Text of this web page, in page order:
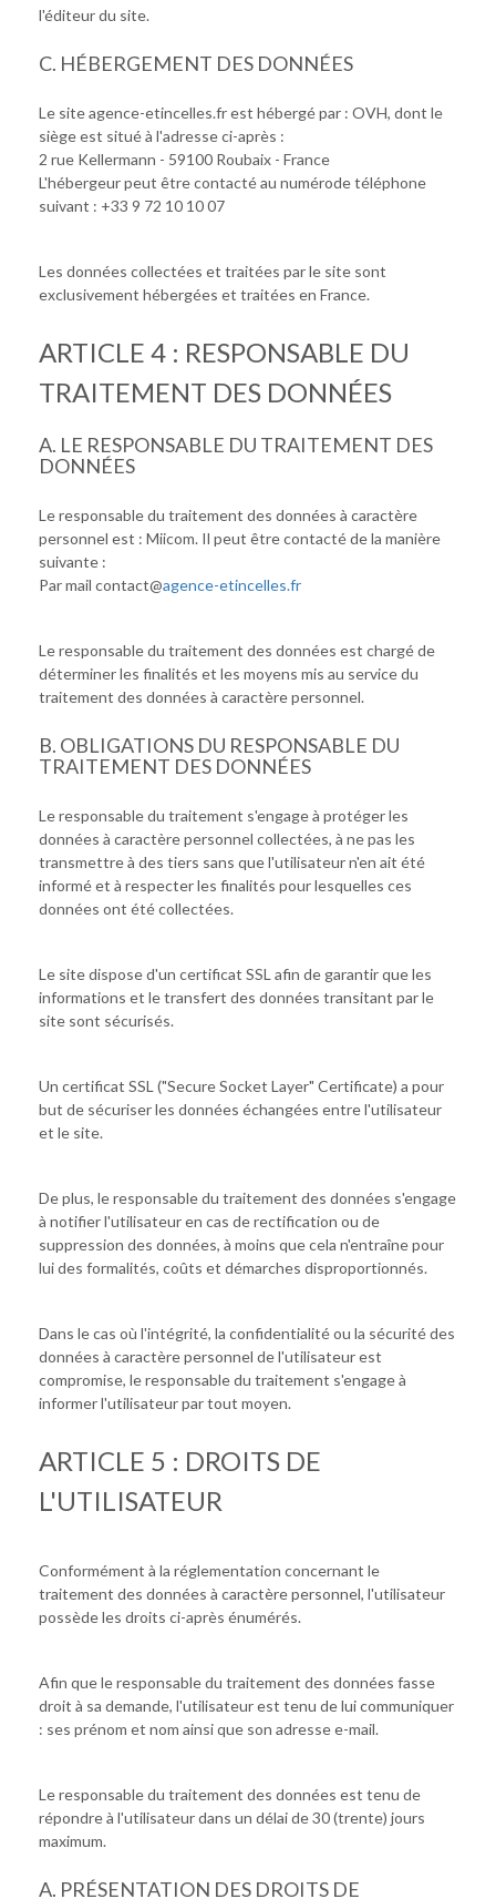
l'éditeur du site.
C. HÉBERGEMENT DES DONNÉES
Le site agence-etincelles.fr est hébergé par : OVH, dont le
siège est situé à l'adresse ci-après :
2 rue Kellermann - 59100 Roubaix - France
L'hébergeur peut être contacté au numérode téléphone
suivant : +33 9 72 10 10 07
Les données collectées et traitées par le site sont
exclusivement hébergées et traitées en France.
ARTICLE 4 : RESPONSABLE DU
TRAITEMENT DES DONNÉES
A. LE RESPONSABLE DU TRAITEMENT DES
DONNÉES
Le responsable du traitement des données à caractère
personnel est : Miicom. Il peut être contacté de la manière
suivante :
Par mail contact@agence-etincelles.fr
Le responsable du traitement des données est chargé de
déterminer les finalités et les moyens mis au service du
traitement des données à caractère personnel.
B. OBLIGATIONS DU RESPONSABLE DU
TRAITEMENT DES DONNÉES
Le responsable du traitement s'engage à protéger les
données à caractère personnel collectées, à ne pas les
transmettre à des tiers sans que l'utilisateur n'en ait été
informé et à respecter les finalités pour lesquelles ces
données ont été collectées.
Le site dispose d'un certificat SSL afin de garantir que les
informations et le transfert des données transitant par le
site sont sécurisés.
Un certificat SSL ("Secure Socket Layer" Certificate) a pour
but de sécuriser les données échangées entre l'utilisateur
et le site.
De plus, le responsable du traitement des données s'engage
à notifier l'utilisateur en cas de rectification ou de
suppression des données, à moins que cela n'entraîne pour
lui des formalités, coûts et démarches disproportionnés.
Dans le cas où l'intégrité, la confidentialité ou la sécurité des
données à caractère personnel de l'utilisateur est
compromise, le responsable du traitement s'engage à
informer l'utilisateur par tout moyen.
ARTICLE 5 : DROITS DE
L'UTILISATEUR
Conformément à la réglementation concernant le
traitement des données à caractère personnel, l'utilisateur
possède les droits ci-après énumérés.
Afin que le responsable du traitement des données fasse
droit à sa demande, l'utilisateur est tenu de lui communiquer
: ses prénom et nom ainsi que son adresse e-mail.
Le responsable du traitement des données est tenu de
répondre à l'utilisateur dans un délai de 30 (trente) jours
maximum.
A. PRÉSENTATION DES DROITS DE